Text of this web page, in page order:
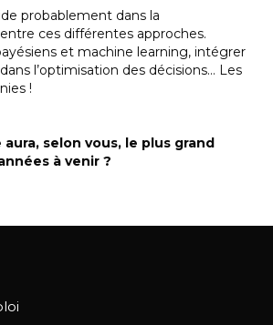
probablement dans la
ces différentes approches.
et machine learning, intégrer
l’optimisation des décisions… Les
!
selon vous, le plus grand
à venir ?